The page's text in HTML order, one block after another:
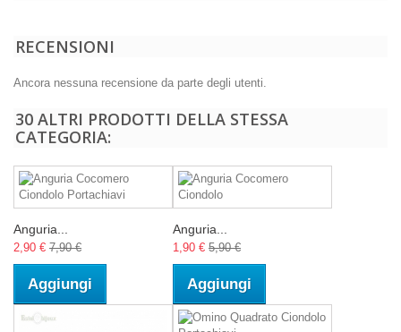
RECENSIONI
Ancora nessuna recensione da parte degli utenti.
30 ALTRI PRODOTTI DELLA STESSA
CATEGORIA:
Anguria...
2,90 € 7,90 €
Aggiungi
Anguria...
1,90 € 5,90 €
Aggiungi